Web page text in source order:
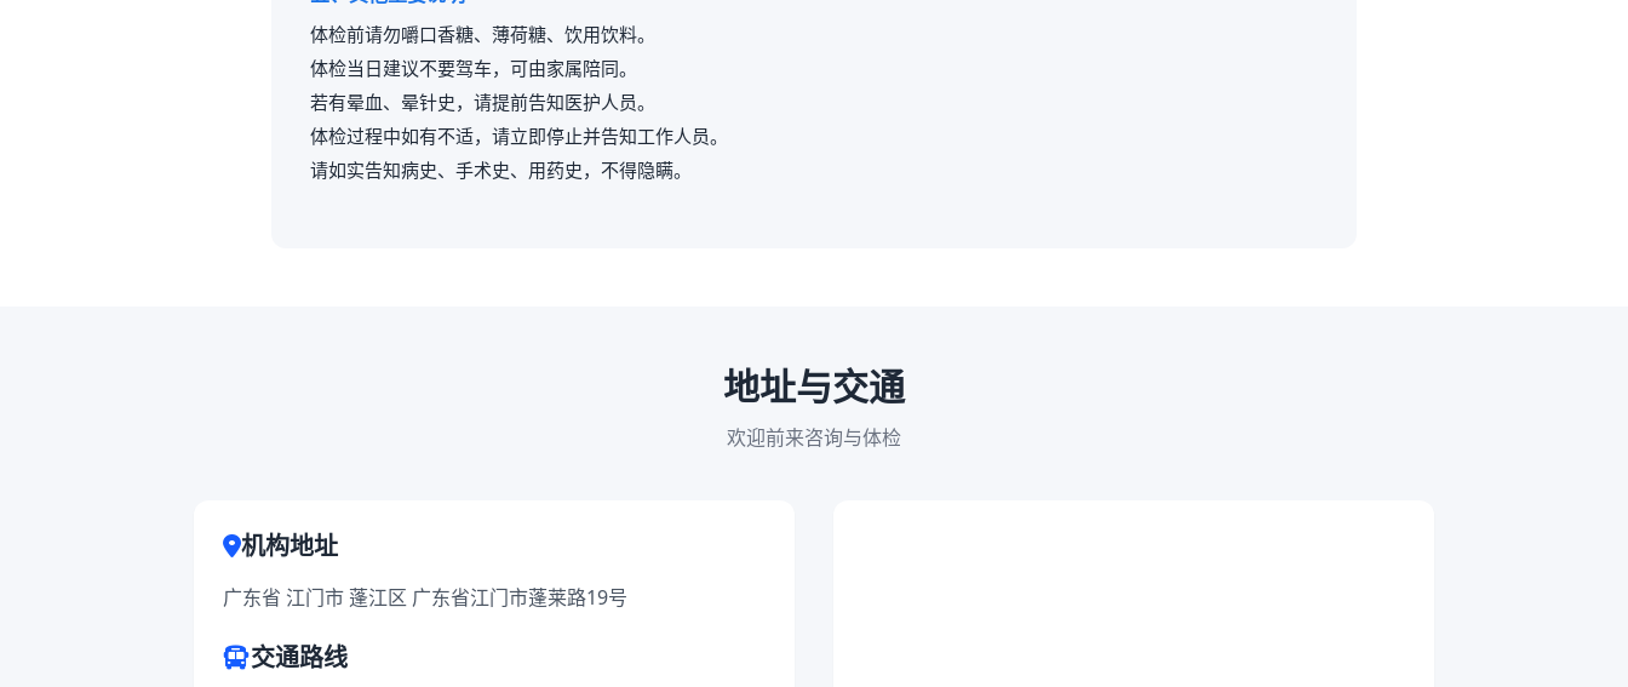
体检前请勿嚼口香糖、薄荷糖、饮用饮料。
体检当日建议不要驾车，可由家属陪同。
若有晕血、晕针史，请提前告知医护人员。
体检过程中如有不适，请立即停止并告知工作人员。
请如实告知病史、手术史、用药史，不得隐瞒。
地址与交通
欢迎前来咨询与体检
机构地址
广东省 江门市 蓬江区 广东省江门市蓬莱路19号
交通路线